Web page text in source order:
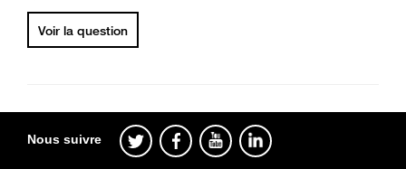
Voir la question
Nous suivre